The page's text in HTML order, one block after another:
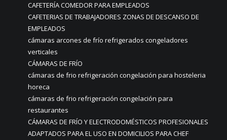
CAFETERÍA COMEDOR PARA EMPLEADOS
CAFETERIAS DE TRABAJADORES ZONAS DE DESCANSO DE
EMPLEADOS
cámaras arcones de frío refrigerados congeladores
verticales
CÁMARAS DE FRÍO
cámaras de frio refrigeración congelación para hosteleria
horeca
cámaras de frio refrigeración congelación para
restaurantes
CÁMARAS DE FRÍO Y ELECTRODOMÉSTICOS PROFESIONALES
ADAPTADOS PARA EL USO EN DOMICILIOS PARA CHEF